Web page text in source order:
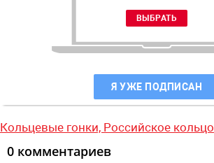
Я УЖЕ ПОДПИСАН
Кольцевые гонки, Российское кольцо
0 комментариев